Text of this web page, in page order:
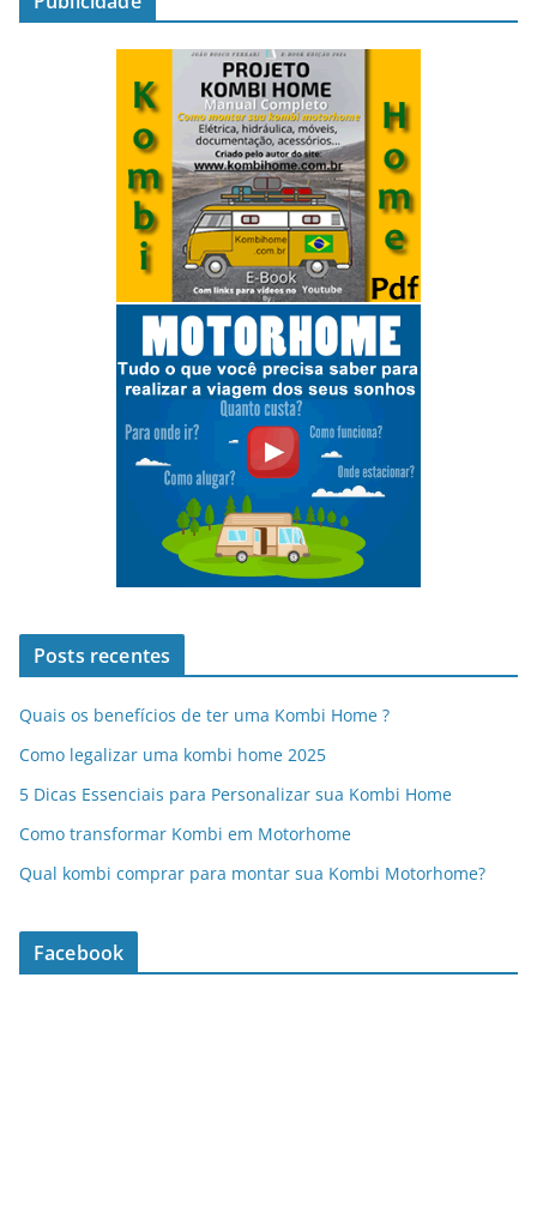
Posts recentes
Quais os benefícios de ter uma Kombi Home ?
Como legalizar uma kombi home 2025
5 Dicas Essenciais para Personalizar sua Kombi Home
Como transformar Kombi em Motorhome
Qual kombi comprar para montar sua Kombi Motorhome?
Facebook